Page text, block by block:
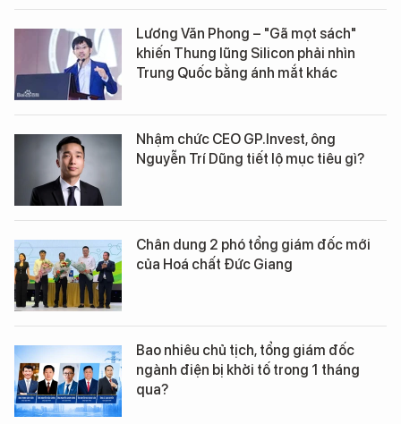
Lương Văn Phong – "Gã mọt sách"
khiến Thung lũng Silicon phải nhìn
Trung Quốc bằng ánh mắt khác
Nhậm chức CEO GP.Invest, ông
Nguyễn Trí Dũng tiết lộ mục tiêu gì?
Chân dung 2 phó tổng giám đốc mới
của Hoá chất Đức Giang
Bao nhiêu chủ tịch, tổng giám đốc
ngành điện bị khởi tố trong 1 tháng
qua?